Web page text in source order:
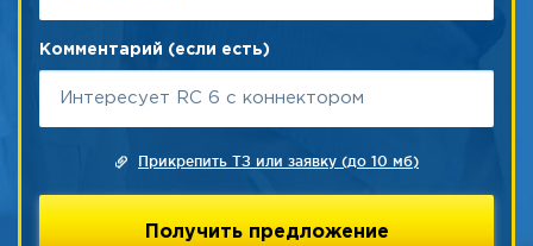
Комментарий (если есть)
Прикрепить ТЗ или заявку (до 10 мб)